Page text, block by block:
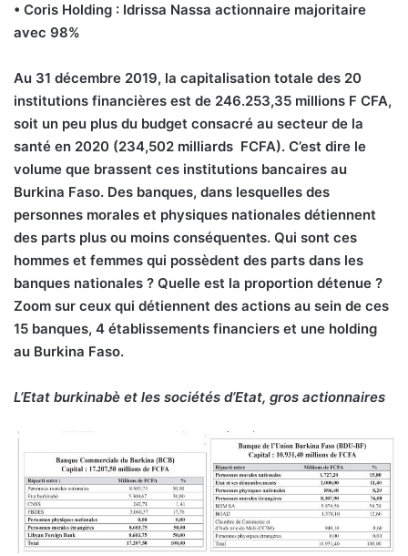
• Coris Holding : Idrissa Nassa actionnaire majoritaire
avec 98%
Au 31 décembre 2019, la capitalisation totale des 20
institutions financières est de 246.253,35 millions F CFA,
soit un peu plus du budget consacré au secteur de la
santé en 2020 (234,502 milliards FCFA). C’est dire le
volume que brassent ces institutions bancaires au
Burkina Faso. Des banques, dans lesquelles des
personnes morales et physiques nationales détiennent
des parts plus ou moins conséquentes. Qui sont ces
hommes et femmes qui possèdent des parts dans les
banques nationales ? Quelle est la proportion détenue ?
Zoom sur ceux qui détiennent des actions au sein de ces
15 banques, 4 établissements financiers et une holding
au Burkina Faso.
L’Etat burkinabè et les sociétés d’Etat, gros actionnaires